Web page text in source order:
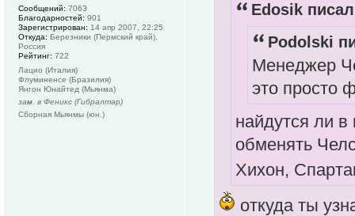
Edosik
Podolski
Менеджер
это просто
найдутся ли
обменять
Хихон,
откуда ты
Сообщений: 7063
Благодарностей: 901
Зарегистрирован: 14 апр 2007, 22:25
Откуда: Березники (Пермский край),
Россия
Рейтинг: 722
Лацио (Италия)
Флуминенсе (Бразилия)
Янгон Юнайтед (Мьянма)
зам. в Феникс (Гибралтар)
Сборная Мьянмы (юн.)